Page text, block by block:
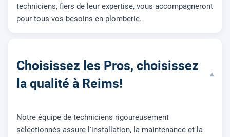
techniciens, fiers de leur expertise, vous accompagneront
pour tous vos besoins en plomberie.
Choisissez les Pros, choisissez
la qualité à Reims!
▾
Notre équipe de techniciens rigoureusement
sélectionnés assure l'installation, la maintenance et la